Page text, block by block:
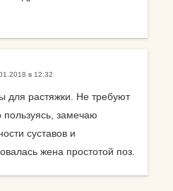
в 12:32
для растяжки. Не требуют
пользуясь, замечаю
суставов и
жена простотой поз.